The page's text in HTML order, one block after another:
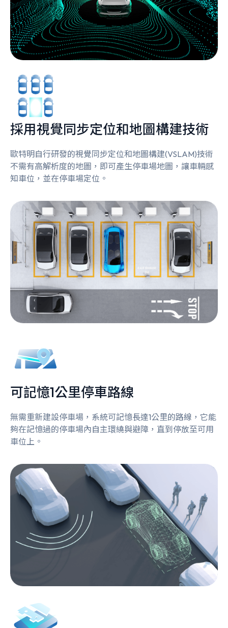
採用視覺同步定位和地圖構建技術
歐特明自行研發的視覺同步定位和地圖構建(VSLAM)技術
不需有高解析度的地圖，即可產生停車場地圖，讓車輛感
知車位，並在停車場定位。
可記憶1公里停車路線
無需重新建設停車場，系統可記憶長達1公里的路線，它能
夠在記憶過的停車場內自主環繞與避障，直到停放至可用
車位上。